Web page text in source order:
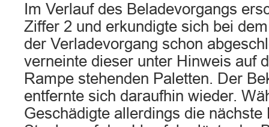
Im Verlauf des Beladevorgangs
Ziffer 2 und erkundigte sich bei
der Verladevorgang schon
verneinte dieser unter Hinweis auf
Rampe stehenden Paletten. Der
entfernte sich daraufhin wieder.
Geschädigte allerdings die nächste